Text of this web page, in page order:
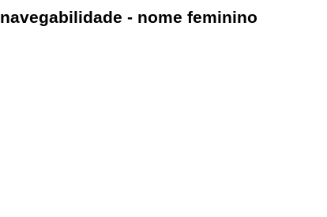
navegabilidade - nome feminino